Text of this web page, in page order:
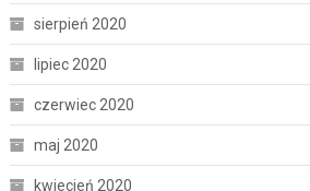
sierpień 2020
lipiec 2020
czerwiec 2020
maj 2020
kwiecień 2020